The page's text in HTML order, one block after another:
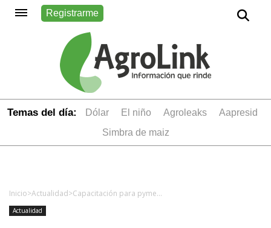
Registrarme
Temas del día: dólar el niño Agroleaks
aapresid
simbra de maiz
Inicio>Actualidad> Capacitación para pymes alimentarias sobre modelos de negocios y estrategias para la apertura de mercados
Actualidad